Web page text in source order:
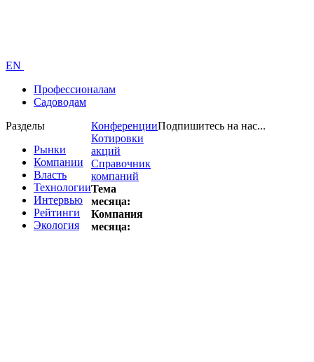
EN
Профессионалам
Садоводам
Разделы
Рынки
Компании
Власть
Технологии
Интервью
Рейтинги
Экология
Конференции
Котировки
акций
Справочник
компаний
Тема
месяца:
Компания
месяца:
Подпишитесь на нас...